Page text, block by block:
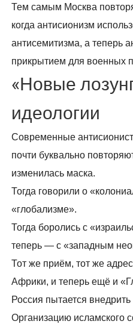
Тем самым Москва
когда антисионизм
антисемитизма, а теперь
прикрытием для военных
«Новые
идеологии
Современные
почти буквально
изменилась маска.
Тогда говорили о
«глобализме».
Тогда боролись с
теперь — с «западным
Тот же приём, тот же
Африки, и теперь ещё и
Россия пытается
Организацию исламского